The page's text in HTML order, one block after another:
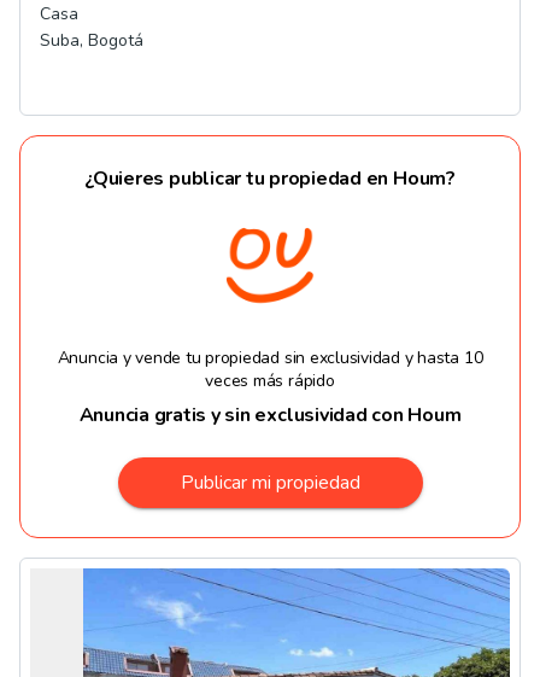
Casa
Suba, Bogotá
¿Quieres publicar tu propiedad en Houm?
Anuncia y vende tu propiedad sin exclusividad y hasta 10
veces más rápido
Anuncia gratis y sin exclusividad con Houm
Publicar mi propiedad